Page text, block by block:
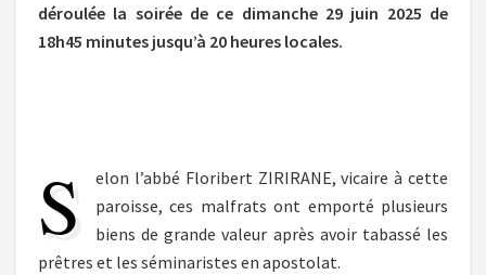
déroulée la soirée de ce dimanche 29 juin 2025 de
18h45 minutes jusqu’à 20 heures locales.
S
elon l’abbé Floribert ZIRIRANE, vicaire à cette
paroisse, ces malfrats ont emporté plusieurs
biens de grande valeur après avoir tabassé les
prêtres et les séminaristes en apostolat.